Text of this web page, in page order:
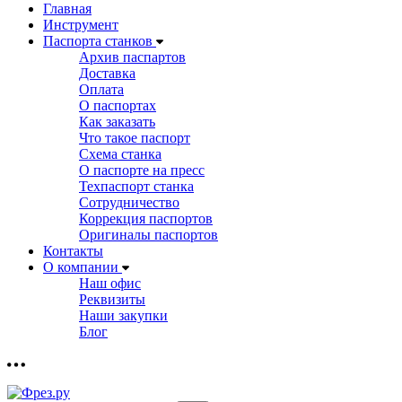
Главная
Инструмент
Паспорта станков
Архив паспартов
Доставка
Оплата
О паспортах
Как заказать
Что такое паспорт
Схема станка
О паспорте на пресс
Техпаспорт станка
Сотрудничество
Коррекция паспортов
Оригиналы паспортов
Контакты
О компании
Наш офис
Реквизиты
Наши закупки
Блог